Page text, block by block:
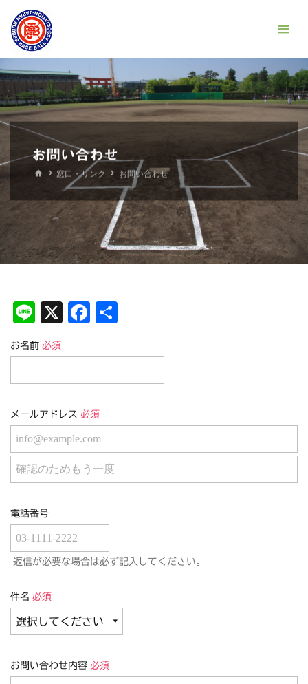
ツ
へ
ス
キ
ッ
軟
式
野
連
盟
左
京
支
部
お問い合わせ
ホ 窓口・リンク お問い合わせ
Li
e
X
F
c
e
o
o
k
お名前 必須
メールアドレス 必須
電話番号
返信が必要な場合は必ず記入してください。
件名 必須
お問い合わせ内容 必須